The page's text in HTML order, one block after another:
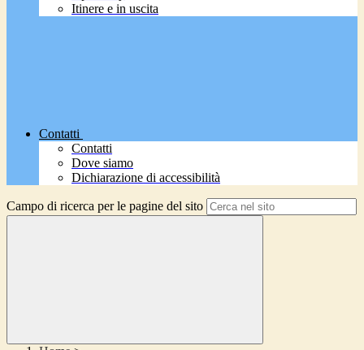
Itinere e in uscita
Contatti
Contatti
Dove siamo
Dichiarazione di accessibilità
Campo di ricerca per le pagine del sito